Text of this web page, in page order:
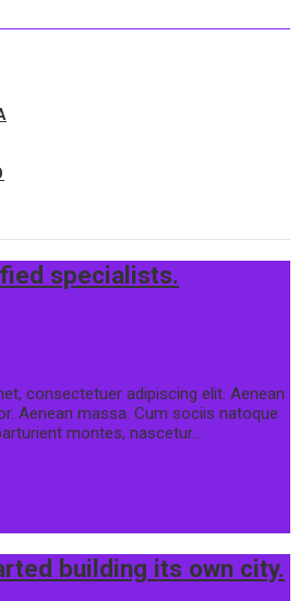
specialists.
consectetuer adipiscing elit. Aenean
Aenean massa. Cum sociis natoque
montes, nascetur…
building its own city.